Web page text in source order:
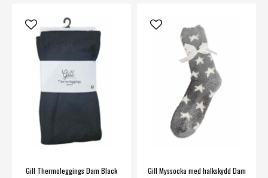
Gill Thermoleggings Dam Black Gill Myssocka med halkskydd Dam